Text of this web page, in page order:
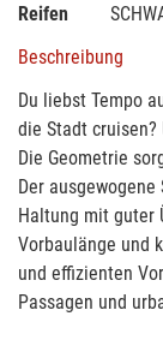
Reifen
Beschreibung
Du liebst Tempo
die Stadt cruisen?
Die Geometrie
Der
Haltung mit guter
Vorbaulänge und
und effizienten
Passagen und